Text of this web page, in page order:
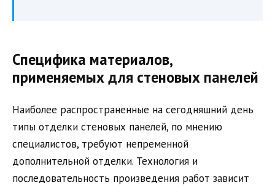
Специфика материалов,
применяемых для стеновых панелей
Наиболее распространенные на сегодняшний день
типы отделки стеновых панелей, по мнению
специалистов, требуют непременной
дополнительной отделки. Технология и
последовательность произведения работ зависит